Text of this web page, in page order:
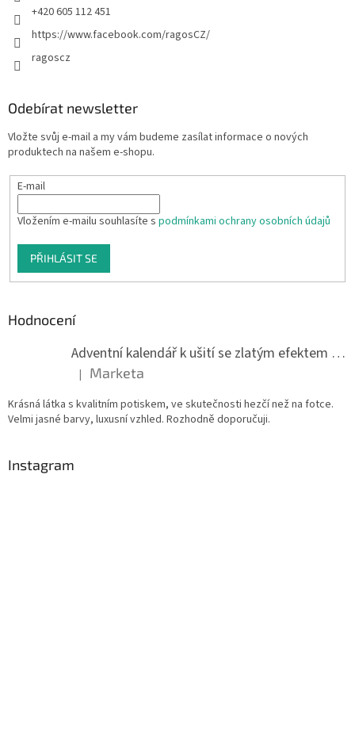
+420 605 112 451
https://www.facebook.com/ragosCZ/
ragoscz
Odebírat newsletter
Vložte svůj e-mail a my vám budeme zasílat informace o nových
produktech na našem e-shopu.
E-mail
Vložením e-mailu souhlasíte s podmínkami ochrany osobních údajů
PŘIHLÁSIT SE
Hodnocení
Adventní kalendář k ušití se zlatým efektem 042Q
Hodnocení produktu je 5 z 5 hvězdiček.
| Marketa
Krásná látka s kvalitním potiskem, ve skutečnosti hezčí než na fotce.
Velmi jasné barvy, luxusní vzhled. Rozhodně doporučuji.
Instagram